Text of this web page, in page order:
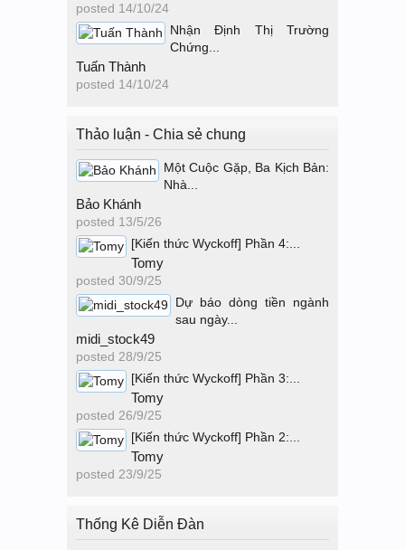
posted 14/10/24
Nhận Định Thị Trường
Chứng...
Tuấn Thành
posted 14/10/24
Thảo luận - Chia sẻ chung
Một Cuộc Gặp, Ba Kịch Bản:
Nhà...
Bảo Khánh
posted 13/5/26
[Kiến thức Wyckoff] Phần 4:...
Tomy
posted 30/9/25
Dự báo dòng tiền ngành
sau ngày...
midi_stock49
posted 28/9/25
[Kiến thức Wyckoff] Phần 3:...
Tomy
posted 26/9/25
[Kiến thức Wyckoff] Phần 2:...
Tomy
posted 23/9/25
Thống Kê Diễn Đàn